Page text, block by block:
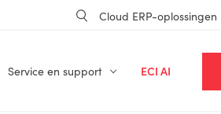
Cloud ERP-oplossingen
Service en support ECI AI